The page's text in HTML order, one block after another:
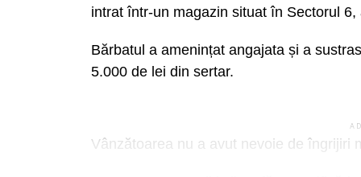
insalubru al zonei (aspect a cărui
de sector si a DGPLCMB), adică un
verifica câte sau dacă au fost acordate
intrat într-un magazin situat în Sectorul
Bărbatul a amenințat angajata și a
5.000 de lei din sertar.
Vânzătoarea nu a avut nevoie de îngrijiri